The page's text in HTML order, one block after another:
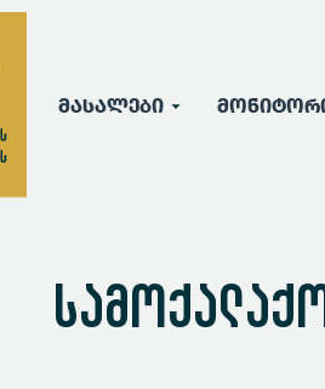
მასალები